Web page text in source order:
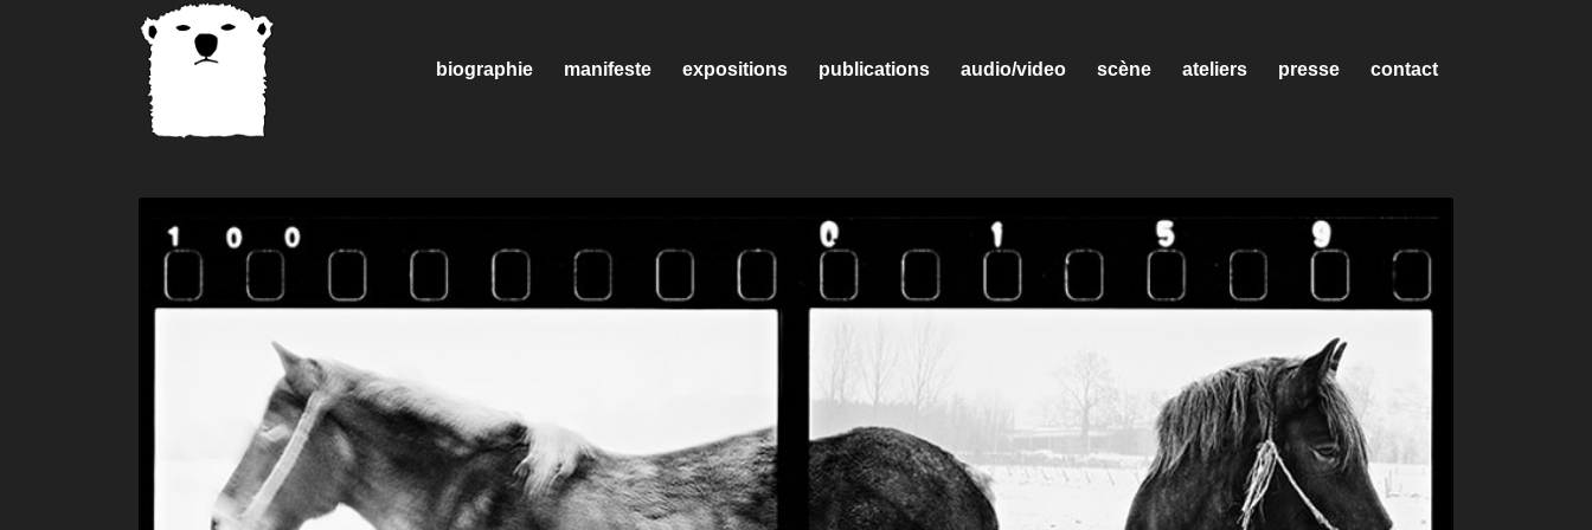
biographie manifeste expositions publications audio/video scène ateliers presse contact